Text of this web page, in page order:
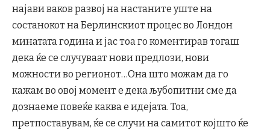
најави ваков развој на настаните уште на
состанокот на Берлинскиот процес во Лондон
минатата година и јас тоа го коментирав тогаш
дека ќе се случуваат нови предлози, нови
можности во регионот…Она што можам да го
кажам во овој момент е дека љубопитни сме да
дознаеме повеќе каква е идејата. Тоа,
претпоставувам, ќе се случи на самитот којшто ќе